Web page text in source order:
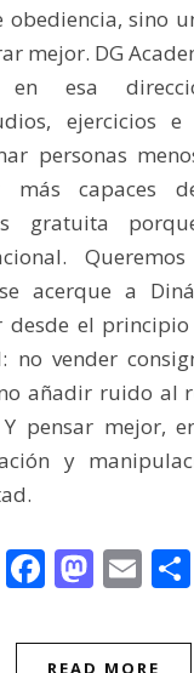
sino
mejor. DG
en esa
ejercicios
personas
capaces
gratuita
acerque a
desde el
no vender
añadir ruido al
pensar mejor,
y
LinkedIn
Facebook
READ MORE